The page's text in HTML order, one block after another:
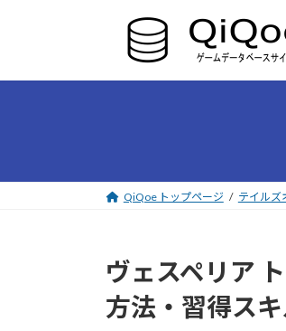
ツ
シ
QiQoe トップページ テイルズ
ヴェスペリア
方法・習得ス